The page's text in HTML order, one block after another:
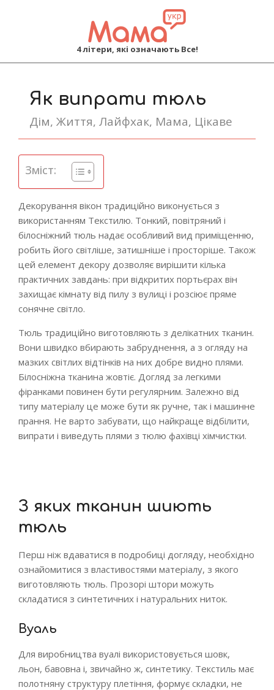
4 літери, які означають Все!
Як випрати тюль
Дім, Життя, Лайфхак, Мама, Цікаве
Зміст:
Декорування вікон традиційно виконується з
використанням Текстилю. Тонкий, повітряний і
білосніжний тюль надає особливий вид приміщенню,
робить його світліше, затишніше і просторіше. Також
цей елемент декору дозволяє вирішити кілька
практичних завдань: при відкритих портьєрах він
захищає кімнату від пилу з вулиці і розсіює пряме
сонячне світло.
Тюль традиційно виготовляють з делікатних тканин.
Вони швидко вбирають забруднення, а з огляду на
мазких світлих відтінків на них добре видно плями.
Білосніжна тканина жовтіє. Догляд за легкими
фіранками повинен бути регулярним. Залежно від
типу матеріалу це може бути як ручне, так і машинне
прання. Не варто забувати, що найкраще відбілити,
випрати і виведуть плями з тюлю фахівці хімчистки.
З яких тканин шиють
тюль
Перш ніж вдаватися в подробиці догляду, необхідно
ознайомитися з властивостями матеріалу, з якого
виготовляють тюль. Прозорі штори можуть
складатися з синтетичних і натуральних ниток.
Вуаль
Для виробництва вуалі використовується шовк,
льон, бавовна і, звичайно ж, синтетику. Текстиль має
полотняну структуру плетіння, формує складки, не